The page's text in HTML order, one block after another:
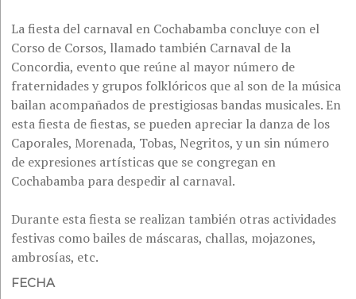
La fiesta del carnaval en Cochabamba concluye con el
Corso de Corsos, llamado también Carnaval de la
Concordia, evento que reúne al mayor número de
fraternidades y grupos folklóricos que al son de la música
bailan acompañados de prestigiosas bandas musicales. En
esta fiesta de fiestas, se pueden apreciar la danza de los
Caporales, Morenada, Tobas, Negritos, y un sin número
de expresiones artísticas que se congregan en
Cochabamba para despedir al carnaval.
Durante esta fiesta se realizan también otras actividades
festivas como bailes de máscaras, challas, mojazones,
ambrosías, etc.
FECHA